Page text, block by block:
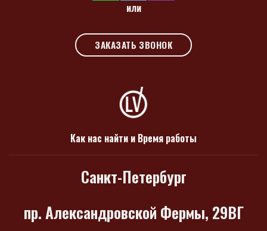
или
ЗАКАЗАТЬ ЗВОНОК
Как нас найти и Время работы
Санкт-Петербург
пр. Александровской Фермы, 29ВГ